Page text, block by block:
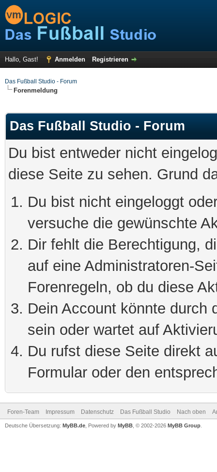
Hallo, Gast! Anmelden Registrieren
Das Fußball Studio - Forum
Forenmeldung
Das Fußball Studio - Forum
Du bist entweder nicht
diese Seite zu sehen. Grund
Du bist nicht eingeloggt
versuche die gewünschte
Dir fehlt die Berechtigung,
auf eine Administratoren-
Forenregeln, ob du diese
Dein Account könnte durch
sein oder wartet auf
Du rufst diese Seite direkt
Formular oder den
Foren-Team Impressum Datenschutz Das Fußball Studio Nach oben
Deutsche Übersetzung: MyBB.de , Powered by MyBB , © 2002-2026 MyBB Group